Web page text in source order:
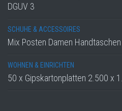
DGUV 3
SCHUHE & ACCESSOIRES
Mix Posten Damen Handtaschen
WOHNEN & EINRICHTEN
50 x Gipskartonplatten 2.500 x